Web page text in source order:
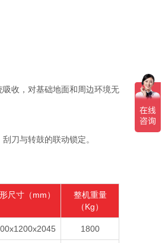
收，对基础地面和周边环境无
刀与转鼓的联动锁定。
尺寸（mm）
整机重量
（Kg）
1800